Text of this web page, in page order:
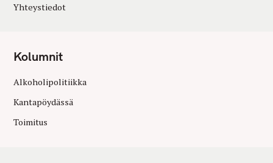
Yhteystiedot
Kolumnit
Alkoholipolitiikka
Kantapöydässä
Toimitus